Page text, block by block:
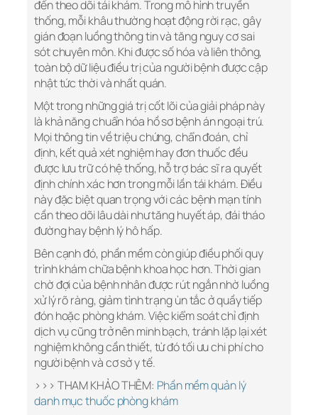
đến theo dõi tái khám. Trong mô hình truyền
thống, mỗi khâu thường hoạt động rời rạc, gây
gián đoạn luồng thông tin và tăng nguy cơ sai
sót chuyên môn. Khi được số hóa và liên thông,
toàn bộ dữ liệu điều trị của người bệnh được cập
nhật tức thời và nhất quán.
Một trong những giá trị cốt lõi của giải pháp này
là khả năng chuẩn hóa hồ sơ bệnh án ngoại trú.
Mọi thông tin về triệu chứng, chẩn đoán, chỉ
định, kết quả xét nghiệm hay đơn thuốc đều
được lưu trữ có hệ thống, hỗ trợ bác sĩ ra quyết
định chính xác hơn trong mỗi lần tái khám. Điều
này đặc biệt quan trọng với các bệnh mạn tính
cần theo dõi lâu dài như tăng huyết áp, đái tháo
đường hay bệnh lý hô hấp.
Bên cạnh đó, phần mềm còn giúp điều phối quy
trình khám chữa bệnh khoa học hơn. Thời gian
chờ đợi của bệnh nhân được rút ngắn nhờ luồng
xử lý rõ ràng, giảm tình trạng ùn tắc ở quầy tiếp
đón hoặc phòng khám. Việc kiểm soát chỉ định
dịch vụ cũng trở nên minh bạch, tránh lặp lại xét
nghiệm không cần thiết, từ đó tối ưu chi phí cho
người bệnh và cơ sở y tế.
>>> THAM KHẢO THÊM: Phần mềm quản lý
danh mục thuốc phòng khám